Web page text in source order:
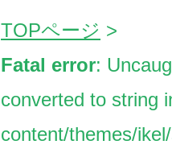
TOPページ >
Fatal error:
converted to string
content/themes/